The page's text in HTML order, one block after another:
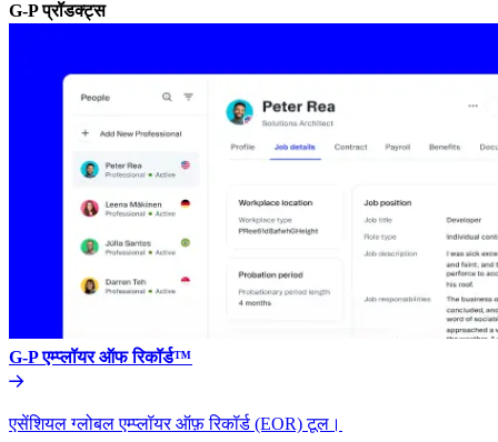
G-P प्रॉडक्ट्स​​
G-P एम्प्लॉयर ऑफ रिकॉर्ड™​​
एसेंशियल ग्लोबल एम्प्लॉयर ऑफ़ रिकॉर्ड (EOR) टूल।​​